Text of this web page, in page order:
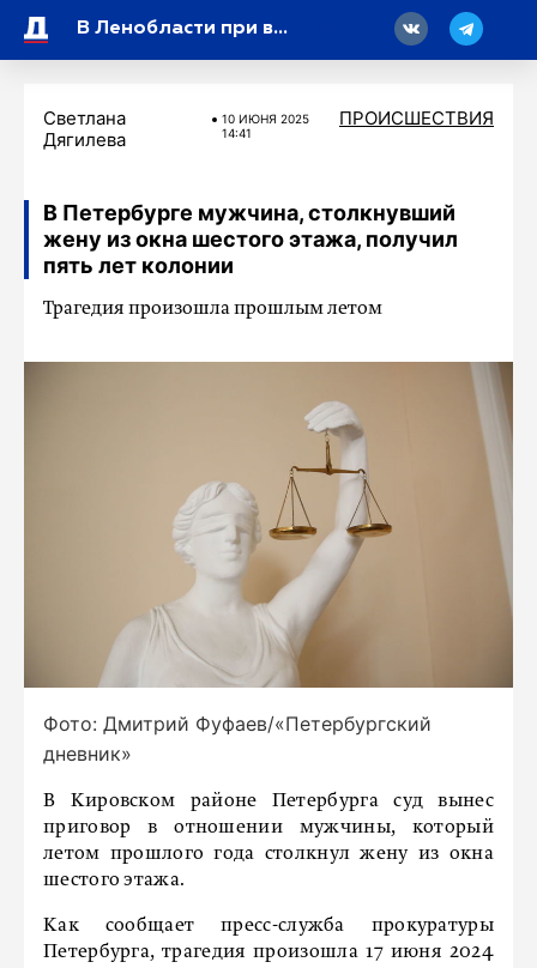
В Ленобласти при ведении строительных работ погиб рабочий
Светлана
Дягилева
10 ИЮНЯ 2025
14:41
ПРОИСШЕСТВИЯ
В Петербурге мужчина, столкнувший
жену из окна шестого этажа, получил
пять лет колонии
Трагедия произошла прошлым летом
Фото: Дмитрий Фуфаев/«Петербургский
дневник»
В Кировском районе Петербурга суд вынес
приговор в отношении мужчины, который
летом прошлого года столкнул жену из окна
шестого этажа.
Как сообщает пресс-служба прокуратуры
Петербурга, трагедия произошла 17 июня 2024